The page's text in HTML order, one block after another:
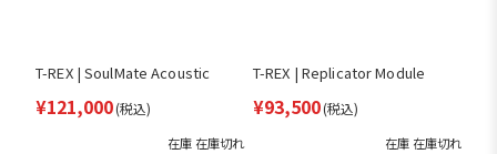
T-REX | SoulMate Acoustic
¥121,000(税込)
在庫 在庫切れ
T-REX | Replicator Module
¥93,500(税込)
在庫 在庫切れ